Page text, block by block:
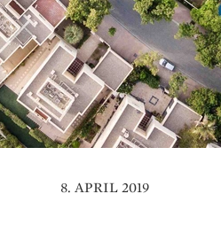
8. APRIL 2019